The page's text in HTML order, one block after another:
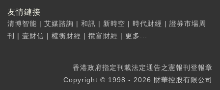
友情鏈接
清博智能 | 艾媒諮詢 | 和訊 | 新時空 | 時代財經 | 證券市場周
刊
| 壹財信 | 權衡財經 | 攬富財經 | 更多...
香港政府指定刊載法定通告之憲報刊登報章
Copyright © 1998 - 2026 財華控股有限公司